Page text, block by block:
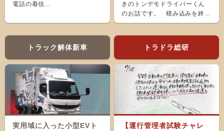
電話の着信...
きのトンデモドライバーくん
のお話です。 積み込みを終
え、ホッと...
トラック解体新車
実用域に入った小型EVト
トラドラ総研
【運行管理者試験チャレ